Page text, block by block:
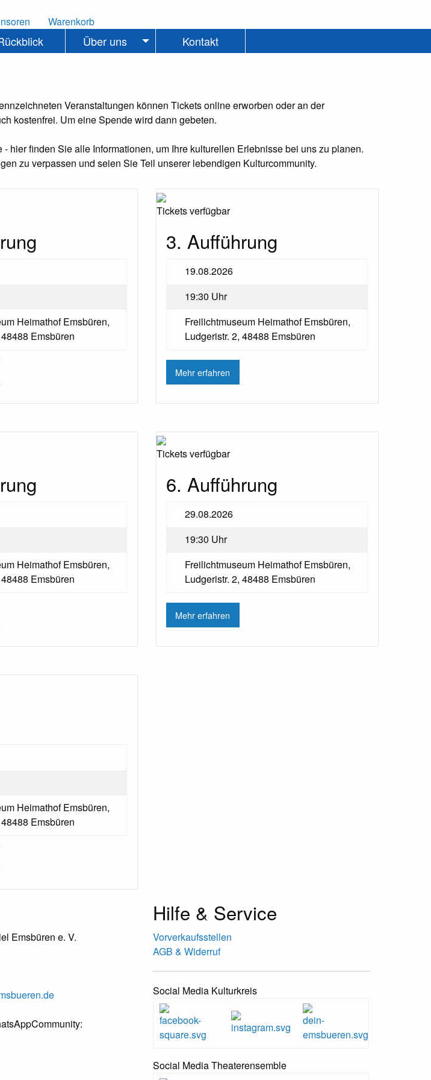
Warenkorb
Über uns Kontakt
Veranstaltungen können Tickets online erworben oder an der
kostenfrei. Um eine Spende wird dann gebeten.
hier finden Sie alle Informationen, um Ihre kulturellen Erlebnisse bei uns zu planen.
zu verpassen und seien Sie Teil unserer lebendigen Kulturcommunity.
Heimathof Emsbüren,
Emsbüren
Tickets verfügbar
3. Aufführung
19.08.2026
19:30 Uhr
Freilichtmuseum Heimathof Emsbüren,
Ludgeristr. 2, 48488 Emsbüren
Mehr erfahren
Heimathof Emsbüren,
Emsbüren
Tickets verfügbar
6. Aufführung
29.08.2026
19:30 Uhr
Freilichtmuseum Heimathof Emsbüren,
Ludgeristr. 2, 48488 Emsbüren
Mehr erfahren
Heimathof Emsbüren,
Emsbüren
Emsbüren e. V.
Hilfe & Service
Vorverkaufsstellen
AGB & Widerruf
Social Media Kulturkreis
Social Media Theaterensemble